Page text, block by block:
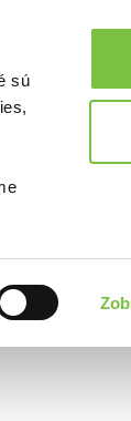
sú
Zoradiť podľa: